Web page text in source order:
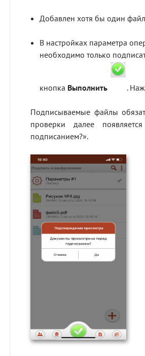
Добавлен хотя бы один
В настройках параметра
необходимо только
кнопка Выполнить .
Подписываемые файлы
проверки далее
подписанием?».